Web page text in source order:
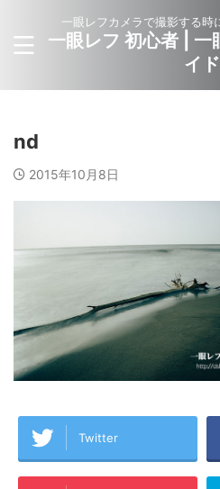
一眼レフカメラで撮影する時
一眼レフ 初心者 | 一
イド
nd
2015年10月8日
Twitter